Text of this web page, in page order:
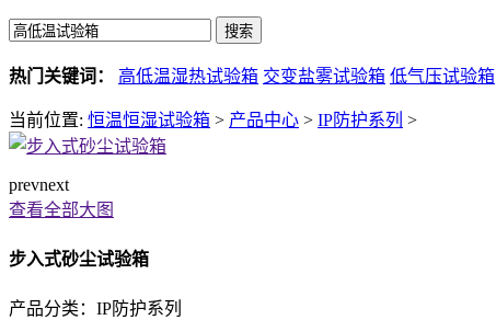
热门关键词： 高低温湿热试验箱 交变盐雾试验箱 低气压试验箱
当前位置: 恒温恒湿试验箱 > 产品中心 > IP防护系列 >
prevnext
查看全部大图
步入式砂尘试验箱
产品分类： IP防护系列